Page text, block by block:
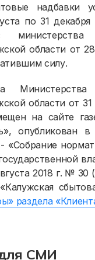
СМИ
надбавки
по 31
области от
силу.
Министерства
области от
на сайте
опубликован
- «Собрание
2018 г. № 30
раздела
и показания